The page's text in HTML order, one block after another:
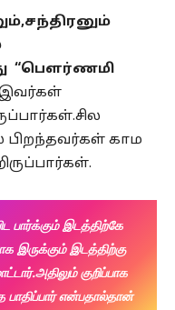
“பெளர்ணமி
காம
பார்க்கும் இடத்திற்கே
இருக்கும் இடத்திற்கு
குறிப்பாக
என்பதால்தான்